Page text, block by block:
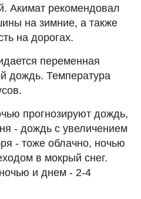
Акимат рекомендовал
на зимние, а также
на дорогах.
переменная
дождь. Температура
прогнозируют дождь,
- дождь с увеличением
- тоже облачно, ночью
в мокрый снег.
и днем - 2-4